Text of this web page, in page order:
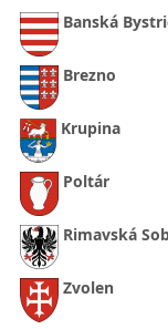
Banská
Brezno
Krupina
Poltár
Rimavská
Zvolen